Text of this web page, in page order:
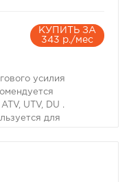
КУПИТЬ ЗА
343 р./мес
усилия
UTV, DU .
для